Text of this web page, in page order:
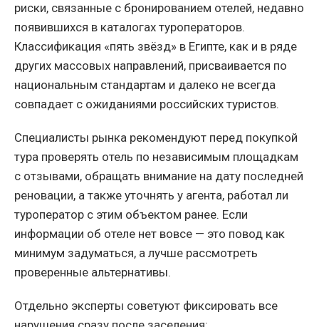
риски, связанные с бронированием отелей, недавно
появившихся в каталогах туроператоров.
Классификация «пять звёзд» в Египте, как и в ряде
других массовых направлений, присваивается по
национальным стандартам и далеко не всегда
совпадает с ожиданиями российских туристов.
Специалисты рынка рекомендуют перед покупкой
тура проверять отель по независимым площадкам
с отзывами, обращать внимание на дату последней
реновации, а также уточнять у агента, работал ли
туроператор с этим объектом ранее. Если
информации об отеле нет вовсе — это повод как
минимум задуматься, а лучше рассмотреть
проверенные альтернативы.
Отдельно эксперты советуют фиксировать все